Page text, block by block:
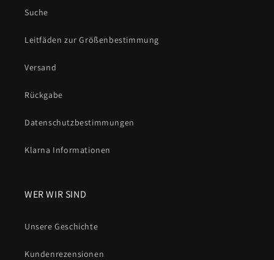
Einwasserdichtes Biothane-Hundehalsband
Durchnässen. Kein Aufhebens.Nur ein Halsband, das
dem letzten Spaziergang für den nächsten bereit ist.
Suche
Leitfäden zur Größenbestimmung
Versand
Rückgabe
Datenschutzbestimmungen
Klarna Informationen
WER WIR SIND
Unsere Geschichte
Kundenrezensionen